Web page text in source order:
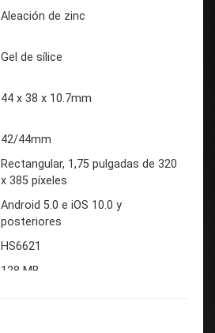
Aleación de zinc
Gel de sílice
44 x 38 x 10.7mm
42/44mm
Rectangular, 1,75 pulgadas de 320
x 385 píxeles
Android 5.0 e iOS 10.0 y
posteriores
HS6621
128 MB